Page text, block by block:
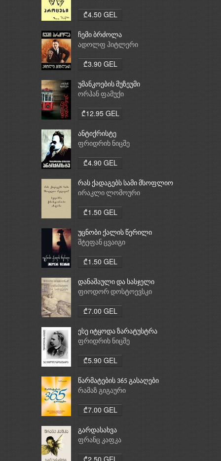
₾4.50 GEL
ჩემი ბრძოლა
ადოლფ ჰიტლერი
₾3.90 GEL
უმანკოების მუზეუმი
ორჰან ფამუქი
₾12.95 GEL
ანტიქრისტე
ფრიდრიხ ნიცშე
₾4.90 GEL
რას ქადაგებს სამი მსოფლიო
რელიგია: ბუდიზმი,
ირაკლი ლომოური
₾1.50 GEL
უცნობი ქალის წერილი
შტეფან ცვაიგი
₾1.50 GEL
დანაშაული და სასჯელი
ფიოდორ დოსტოევსკი
₾7.00 GEL
ესე იტყოდა ზარატუსტრა
ფრიდრიხ ნიცშე
₾5.90 GEL
წარმატების 365 გასაღები
რამაზ გიგაური
₾7.00 GEL
გარდასახვა
ფრანც კაფკა
₾2.50 GEL